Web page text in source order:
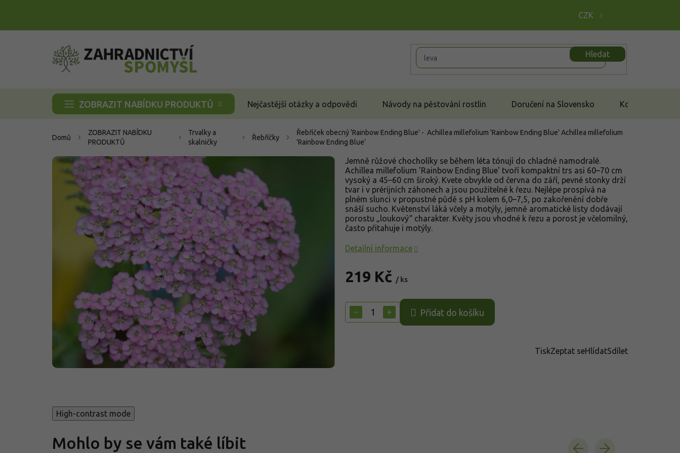
CZK
Hledat
ZOBRAZIT NABÍDKU PRODUKTŮ Nejčastější otázky a odpovědi Návody na pěstování rostlin Doručení na Slovensko Kontakt
Domů
ZOBRAZIT NABÍDKU
PRODUKTŮ
Trvalky a
skalničky
Řebříčky
Řebříček obecný 'Rainbow Ending Blue' - Achillea millefolium 'Rainbow Ending Blue' Achillea millefolium
'Rainbow Ending Blue'
219 Kč / ks
cena:
+
− Přidat do košíku
Jemně růžové chocholíky se během léta tónují do chladně namodralé.
Achillea millefolium 'Rainbow Ending Blue' tvoří kompaktní trs asi 60–70 cm
vysoký a 45–60 cm široký. Kvete obvykle od června do září, pevné stonky drží
tvar i v prérijních záhonech a jsou použitelné k řezu. Nejlépe prospívá na
plném slunci v propustné půdě s pH kolem 6,0–7,5, po zakořenění dobře
snáší sucho. Květenství láká včely a motýly, jemně aromatické listy dodávají
porostu „loukový“ charakter. Květy jsou vhodné k řezu a porost je včelomilný,
často přitahuje i motýly.
Detailní informace
TiskZeptat seHlídatSdílet
High-contrast mode
Mohlo by se vám také líbit